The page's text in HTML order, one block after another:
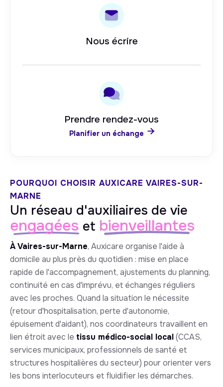
Nous écrire
Prendre rendez-vous
Planifier un échange 
POURQUOI CHOISIR AUXICARE VAIRES-SUR-
MARNE
Un réseau d'auxiliaires de vie
engagées et bienveillantes
À Vaires-sur-Marne, Auxicare organise l'aide à
domicile au plus près du quotidien : mise en place
rapide de l'accompagnement, ajustements du planning,
continuité en cas d'imprévu, et échanges réguliers
avec les proches. Quand la situation le nécessite
(retour d'hospitalisation, perte d'autonomie,
épuisement d'aidant), nos coordinateurs travaillent en
lien étroit avec le tissu médico-social local(CCAS,
services municipaux, professionnels de santé et
structures hospitalières du secteur) pour orienter vers
les bons interlocuteurs et fluidifier les démarches.